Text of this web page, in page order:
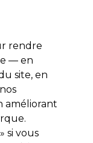
et Matériel
rendre
— en
site, en
améliorant
si vous